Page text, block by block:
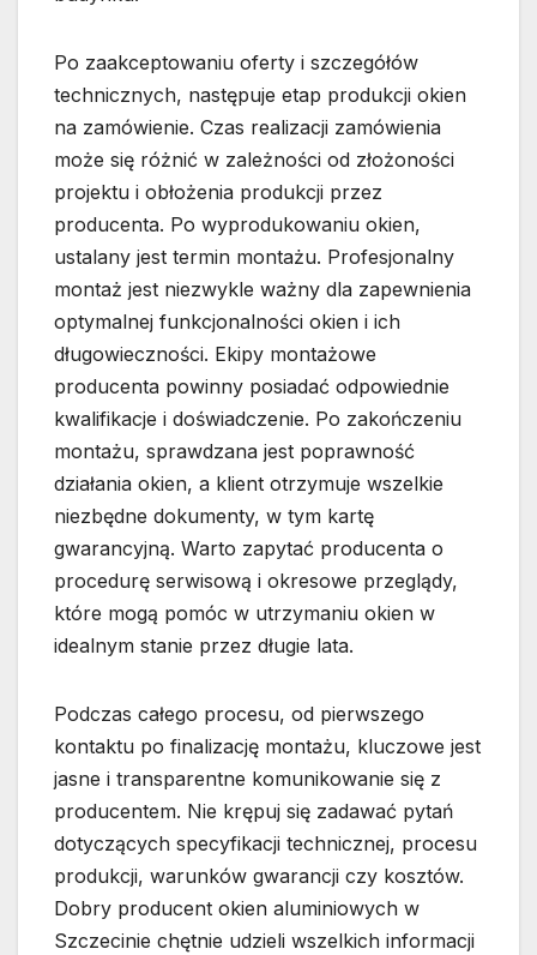
Po zaakceptowaniu oferty i szczegółów
technicznych, następuje etap produkcji okien
na zamówienie. Czas realizacji zamówienia
może się różnić w zależności od złożoności
projektu i obłożenia produkcji przez
producenta. Po wyprodukowaniu okien,
ustalany jest termin montażu. Profesjonalny
montaż jest niezwykle ważny dla zapewnienia
optymalnej funkcjonalności okien i ich
długowieczności. Ekipy montażowe
producenta powinny posiadać odpowiednie
kwalifikacje i doświadczenie. Po zakończeniu
montażu, sprawdzana jest poprawność
działania okien, a klient otrzymuje wszelkie
niezbędne dokumenty, w tym kartę
gwarancyjną. Warto zapytać producenta o
procedurę serwisową i okresowe przeglądy,
które mogą pomóc w utrzymaniu okien w
idealnym stanie przez długie lata.
Podczas całego procesu, od pierwszego
kontaktu po finalizację montażu, kluczowe jest
jasne i transparentne komunikowanie się z
producentem. Nie krępuj się zadawać pytań
dotyczących specyfikacji technicznej, procesu
produkcji, warunków gwarancji czy kosztów.
Dobry producent okien aluminiowych w
Szczecinie chętnie udzieli wszelkich informacji